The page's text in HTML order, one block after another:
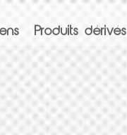
Produits dérivés